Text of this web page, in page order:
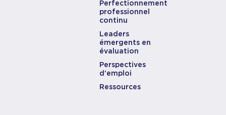
Perfectionnement
professionnel
continu
Leaders
émergents en
évaluation
Perspectives
d’emploi
Ressources